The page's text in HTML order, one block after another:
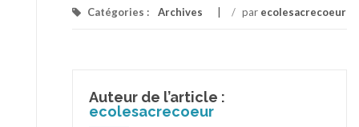
Catégories : Archives / par ecolesacrecoeur
Auteur de l’article :
ecolesacrecoeur